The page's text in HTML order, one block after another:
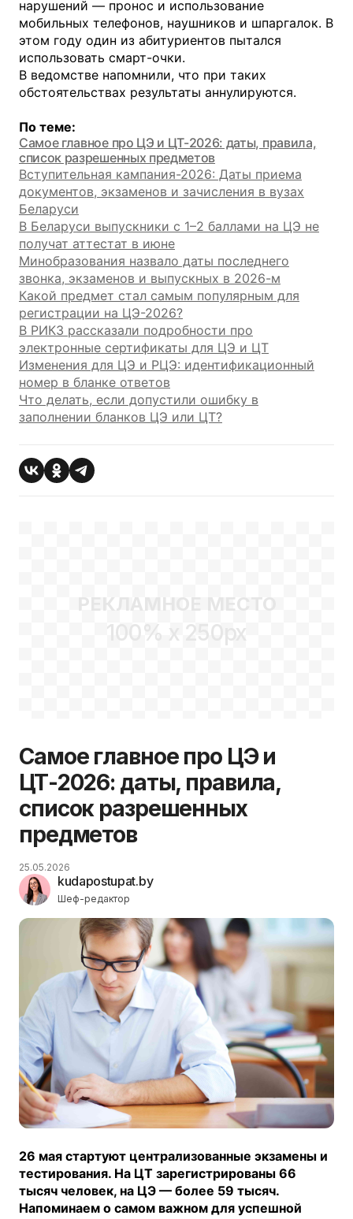
нарушений — пронос и использование
мобильных телефонов, наушников и шпаргалок. В
этом году один из абитуриентов пытался
использовать смарт-очки.
В ведомстве напомнили, что при таких
обстоятельствах результаты аннулируются.
По теме:
Самое главное про ЦЭ и ЦТ-2026: даты, правила,
список разрешенных предметов
Вступительная кампания-2026: Даты приема
документов, экзаменов и зачисления в вузах
Беларуси
В Беларуси выпускники с 1–2 баллами на ЦЭ не
получат аттестат в июне
Минобразования назвало даты последнего
звонка, экзаменов и выпускных в 2026-м
Какой предмет стал самым популярным для
регистрации на ЦЭ-2026?
В РИКЗ рассказали подробности про
электронные сертификаты для ЦЭ и ЦТ
Изменения для ЦЭ и РЦЭ: идентификационный
номер в бланке ответов
Что делать, если допустили ошибку в
заполнении бланков ЦЭ или ЦТ?
РЕКЛАМНОЕ МЕСТО
100% x 250px
Самое главное про ЦЭ и
ЦТ-2026: даты, правила,
список разрешенных
предметов
kudapostupat.by
Шеф-редактор
25.05.2026
26 мая стартуют централизованные экзамены и
тестирования. На ЦТ зарегистрированы 66
тысяч человек, на ЦЭ — более 59 тысяч.
Напоминаем о самом важном для успешной